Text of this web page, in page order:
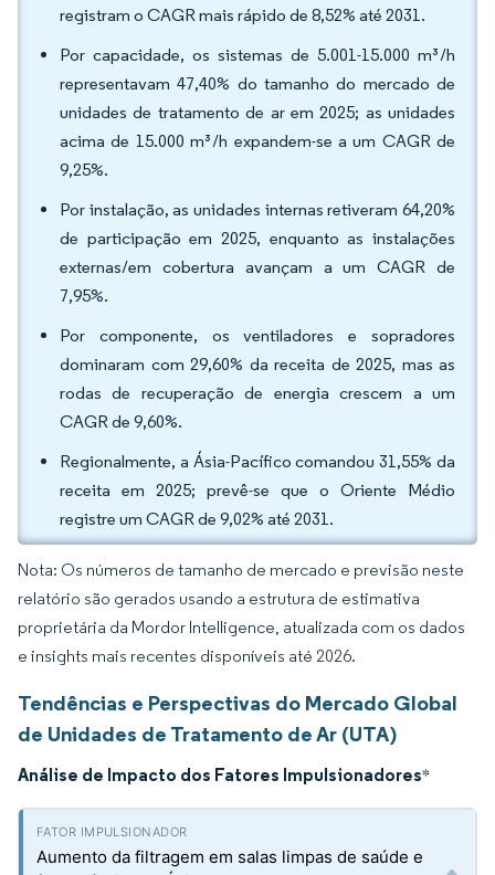
registram o CAGR mais rápido de 8,52% até 2031.
Por capacidade, os sistemas de 5.001-15.000 m³/h
representavam 47,40% do tamanho do mercado de
unidades de tratamento de ar em 2025; as unidades
acima de 15.000 m³/h expandem-se a um CAGR de
9,25%.
Por instalação, as unidades internas retiveram 64,20%
de participação em 2025, enquanto as instalações
externas/em cobertura avançam a um CAGR de
7,95%.
Por componente, os ventiladores e sopradores
dominaram com 29,60% da receita de 2025, mas as
rodas de recuperação de energia crescem a um
CAGR de 9,60%.
Regionalmente, a Ásia-Pacífico comandou 31,55% da
receita em 2025; prevê-se que o Oriente Médio
registre um CAGR de 9,02% até 2031.
Nota: Os números de tamanho de mercado e previsão neste
relatório são gerados usando a estrutura de estimativa
proprietária da Mordor Intelligence, atualizada com os dados
e insights mais recentes disponíveis até 2026.
Tendências e Perspectivas do Mercado Global
de Unidades de Tratamento de Ar (UTA)
Análise de Impacto dos Fatores Impulsionadores*
Aumento da filtragem em salas limpas de saúde e